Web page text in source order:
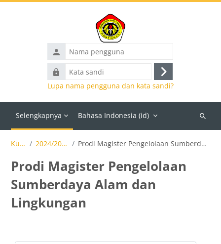
Nama
pengguna
Kata
sandi
Masuk
Lupa nama pengguna dan kata sandi?
Selengkapnya Bahasa Indonesia ‎(id)‎
Cari
Kursus 2024/2025 Ganjil Prodi Magister Pengelolaan Sumberdaya Alam dan Lingkungan
Prodi Magister Pengelolaan
Sumberdaya Alam dan
Lingkungan